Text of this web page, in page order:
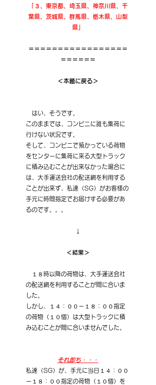
「３、東京都、埼玉県、神奈川県、千
葉県、茨城県、群馬県、栃木県、山梨
県」
＝＝＝＝＝＝＝＝＝＝＝＝＝＝＝＝＝
＝＝＝＝＝＝
＜本題に戻る＞
はい、そうです。
このままでは、コンビニに誰も集荷に
行けない状況です。
そして、コンビニで預かっている荷物
をセンターに集荷に来る大型トラック
に積み込むことが出来なかった場合に
は、大手運送会社の配送網を利用する
ことが出来ず、私達（SG）がお客様の
手元に時間指定でお届けする必要があ
るのです。。。
＜結果＞
１８時以降の荷物は、大手運送会社
の配送網を利用することが間に合いま
した。
しかし、１４：００ー１８：００指定
の荷物（１０個）は大型トラックに積
み込むことが間に合いませんでした。
それ即ち・・・
私達（SG）が、手元に当日１４：００
ー１８：００指定の荷物（１０個）を